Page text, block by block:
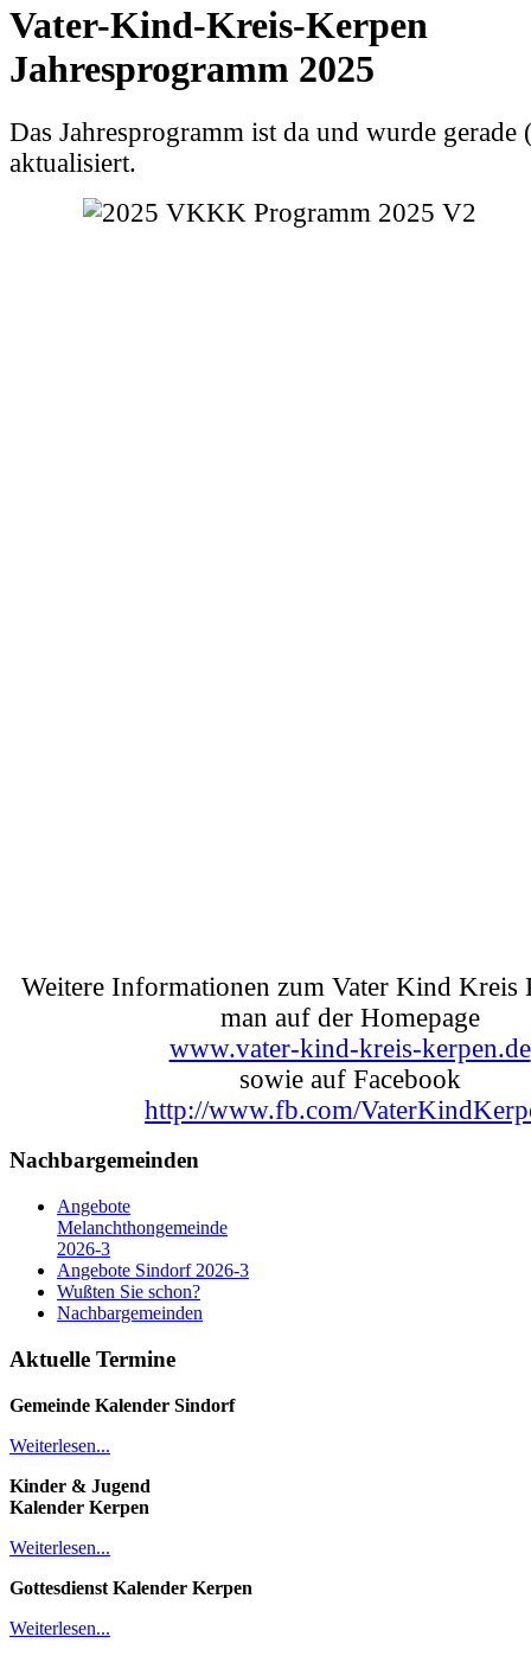
Vater-Kind-Kreis-Kerpen
Jahresprogramm 2025
Das Jahresprogramm ist da und wurde
aktualisiert.
Weitere Informationen zum Vater Kind Kreis
man auf der Homepage
www.vater-kind-kreis-kerpen.de
sowie auf Facebook
http://www.fb.com/
Nachbargemeinden
Angebote
Melanchthongemeinde
2026-3
Angebote Sindorf 2026-3
Wußten Sie schon?
Nachbargemeinden
Aktuelle Termine
Gemeinde Kalender Sindorf
Weiterlesen...
Kinder & Jugend
Kalender Kerpen
Weiterlesen...
Gottesdienst Kalender Kerpen
Weiterlesen...